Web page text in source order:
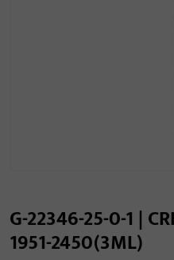
G-22346-25-0-1 |
1951-2450(3ML)